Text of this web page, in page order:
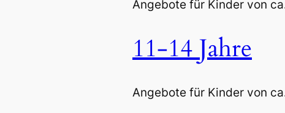
Angebote für Kinder von
11-14 Jahre
Angebote für Kinder von